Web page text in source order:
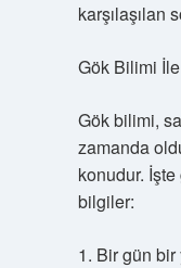
karşılaşılan
Gök Bilimi
Gök bilimi,
zamanda
konudur.
bilgiler:
1. Bir gün bir